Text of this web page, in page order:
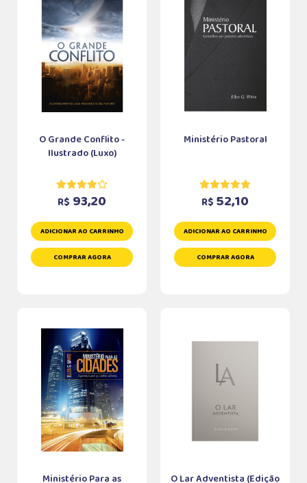
O Grande Conflito -
Ilustrado (Luxo)
R$ 93,20
ADICIONAR AO CARRINHO
COMPRAR AGORA
Ministério Pastoral
R$ 52,10
ADICIONAR AO CARRINHO
COMPRAR AGORA
Ministério Para as O Lar Adventista (Edição